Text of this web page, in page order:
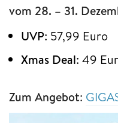
vom 28. – 31.
UVP: 57,99 Euro
Xmas Deal: 49
Zum Angebot: